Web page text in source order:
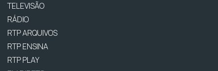
TELEVISÃO
RÁDIO
RTP ARQUIVOS
RTP ENSINA
RTP PLAY